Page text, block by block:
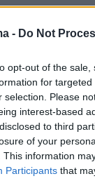
- Do Not
opt-out of the
for
selection. Please
interest-based
to third
of your
This information
Participants that
για τη
η οποία
κωδικού
αριθμός